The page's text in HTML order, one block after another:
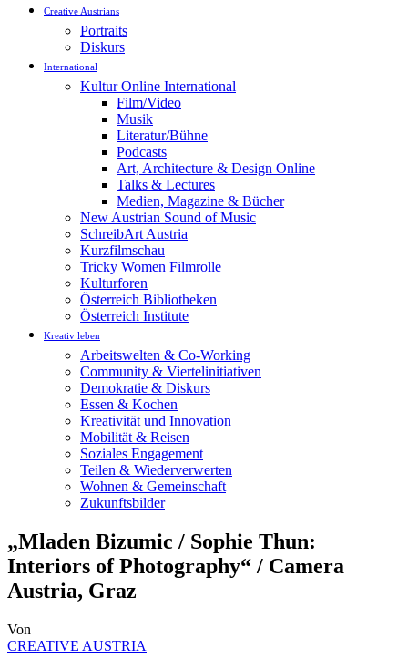
Creative Austrians
Portraits
Diskurs
International
Kultur Online International
Film/Video
Musik
Literatur/Bühne
Podcasts
Art, Architecture & Design Online
Talks & Lectures
Medien, Magazine & Bücher
New Austrian Sound of Music
SchreibArt Austria
Kurzfilmschau
Tricky Women Filmrolle
Kulturforen
Österreich Bibliotheken
Österreich Institute
Kreativ leben
Arbeitswelten & Co-Working
Community & Viertelinitiativen
Demokratie & Diskurs
Essen & Kochen
Kreativität und Innovation
Mobilität & Reisen
Soziales Engagement
Teilen & Wiederverwerten
Wohnen & Gemeinschaft
Zukunftsbilder
„Mladen Bizumic / Sophie Thun:
Interiors of Photography“ / Camera
Austria, Graz
Von
CREATIVE AUSTRIA